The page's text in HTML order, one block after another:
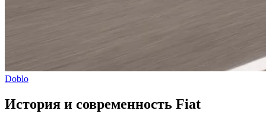
Doblo
История и современность Fiat